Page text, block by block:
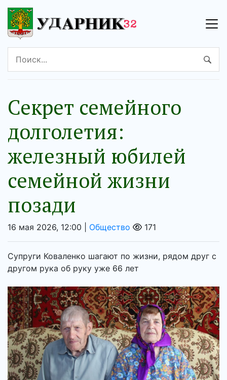
Секрет семейного
долголетия:
железный юбилей
семейной жизни
позади
16 мая 2026, 12:00 | Общество 171
Супруги Коваленко шагают по жизни, рядом друг с
другом рука об руку уже 66 лет